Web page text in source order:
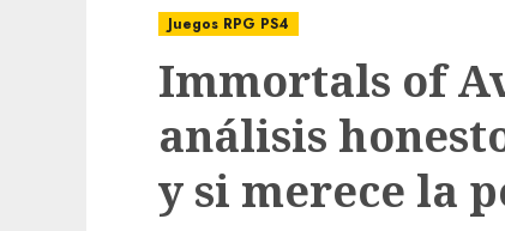
Juegos RPG PS4
Immortals of
análisis
y si merece la